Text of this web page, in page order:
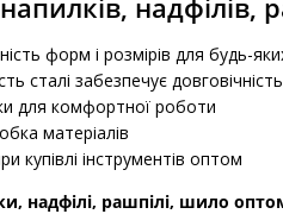
форм і розмірів для будь-
сталі забезпечує довговічність
для комфортної роботи
матеріалів
купівлі інструментів оптом
надфілі, рашпілі, шило